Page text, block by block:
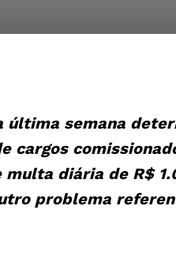
última semana
cargos
diária de R$
problema